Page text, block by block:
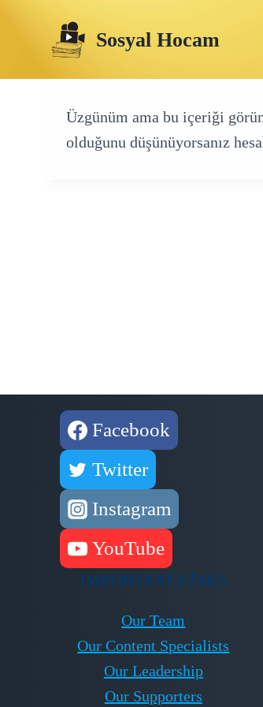
Sosyal Hocam
Üzgünüm ama bu içeriği
olduğunu düşünüyorsanız
Facebook
Twitter
Instagram
YouTube
IMPORTANT LINKS
Our Team
Our Content Specialists
Our Leadership
Our Supporters